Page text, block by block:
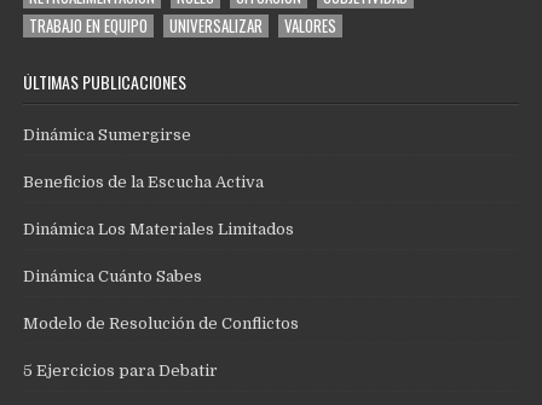
TRABAJO EN EQUIPO
UNIVERSALIZAR VALORES
ÚLTIMAS PUBLICACIONES
Dinámica Sumergirse
Beneficios de la Escucha Activa
Dinámica Los Materiales Limitados
Dinámica Cuánto Sabes
Modelo de Resolución de Conflictos
5 Ejercicios para Debatir